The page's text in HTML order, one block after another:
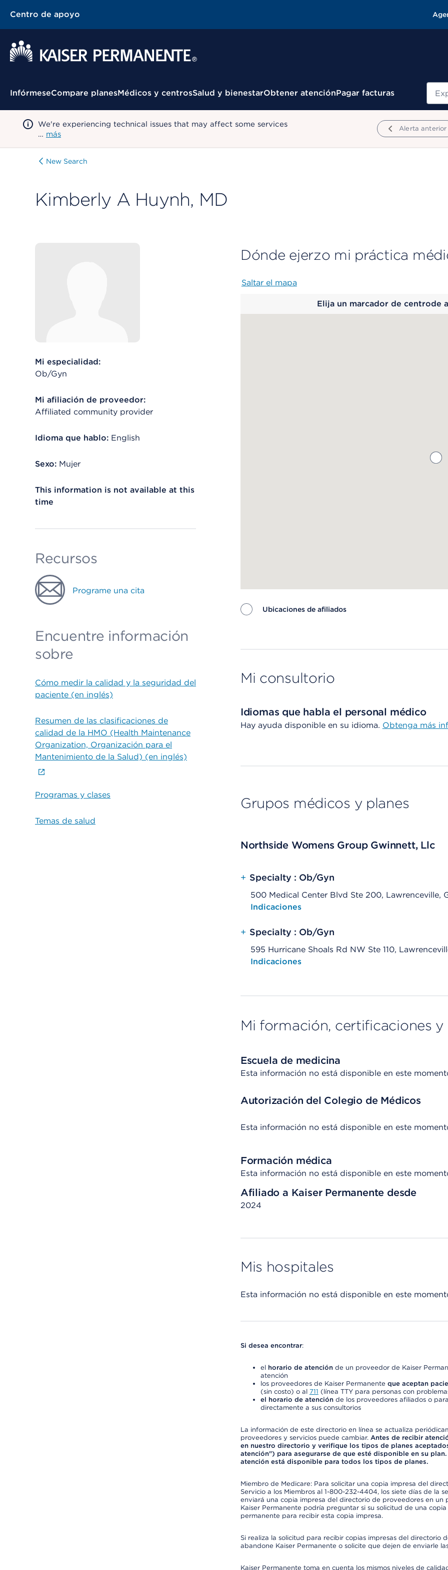
Centro de apoyo
Menú contextual
InfórmeseCompare planesMédicos y centrosSalud y bienestarObtener atenciónPagar facturas
We're experiencing technical issues that may affect some services
… más
Alerta anterior
New Search
Kimberly A Huynh, MD
Mi especialidad:
Ob/Gyn
Mi afiliación de proveedor:
Affiliated community provider
Idioma que hablo: English
Sexo: Mujer
This information is not available at this
time
Recursos
Programe una cita
Encuentre información
sobre
Cómo medir la calidad y la seguridad del
paciente (en inglés)
Resumen de las clasificaciones de
calidad de la HMO (Health Maintenance
Organization, Organización para el
Mantenimiento de la Salud) (en inglés)
Programas y clases
Temas de salud
Dónde ejerzo mi práctica
Saltar el mapa
Elija un marcador de centrode
Ubicaciones de afiliados
Mi consultorio
Idiomas que habla el personal médico
Hay ayuda disponible en su idioma. Obtenga más
Grupos médicos y planes
Northside Womens Group Gwinnett, Llc
+ Specialty : Ob/Gyn
500 Medical Center Blvd Ste 200, Lawrenceville,
Opens native map application on mobile devices
Indicaciones
+ Specialty : Ob/Gyn
595 Hurricane Shoals Rd NW Ste 110,
Opens native map application on mobile devices
Indicaciones
Mi formación, certificaciones y
Escuela de medicina
Esta información no está disponible en este
Autorización del Colegio de Médicos
Esta información no está disponible en este
Formación médica
Esta información no está disponible en este
Afiliado a Kaiser Permanente desde
2024
Mis hospitales
Esta información no está disponible en este
Si desea encontrar:
el horario de atenciónde un proveedor de Kaiser
atención
los proveedores de Kaiser Permanente que aceptan
(sin costo) o al 711 (línea TTY para personas con
el horario de atenciónde los proveedores afiliados o
directamente a sus consultorios
La información de este directorio en línea se actualiza
proveedores y servicios puede cambiar. Antes de recibir
en nuestro directorio y verifique los tipos de planes
atención") para asegurarse de que esté disponible en su
atención está disponible para todos los tipos de planes.
Miembro de Medicare: Para solicitar una copia impresa del
Servicio a los Miembros al 1-800-232-4404, los siete días de la
enviará una copia impresa del directorio de proveedores en un
Kaiser Permanente podría preguntar si su solicitud de una
permanente para recibir esta copia impresa.
Si realiza la solicitud para recibir copias impresas del directorio
abandone Kaiser Permanente o solicite que dejen de enviarle
Kaiser Permanente toma en cuenta los mismos niveles de